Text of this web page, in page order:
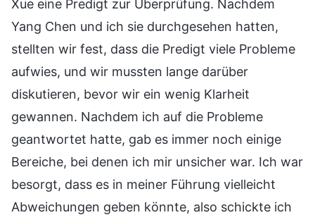
Xue eine Predigt zur Überprüfung. Nachdem
Yang Chen und ich sie durchgesehen hatten,
stellten wir fest, dass die Predigt viele Probleme
aufwies, und wir mussten lange darüber
diskutieren, bevor wir ein wenig Klarheit
gewannen. Nachdem ich auf die Probleme
geantwortet hatte, gab es immer noch einige
Bereiche, bei denen ich mir unsicher war. Ich war
besorgt, dass es in meiner Führung vielleicht
Abweichungen geben könnte, also schickte ich